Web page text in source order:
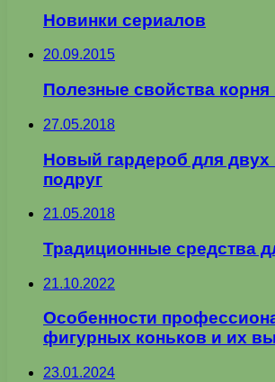
Новинки сериалов
20.09.2015
Полезные свойства
27.05.2018
Новый гардероб для
подруг
21.05.2018
Традиционные средства
21.10.2022
Особенности
фигурных коньков и их
23.01.2024